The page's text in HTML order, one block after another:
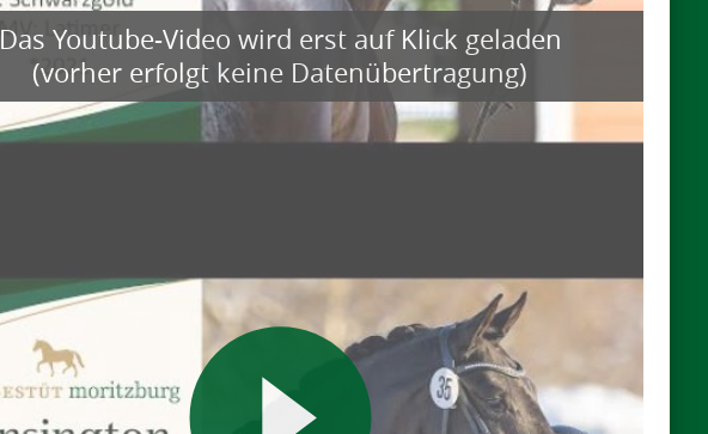
Das Youtube-Video wird erst auf Klick geladen
(vorher erfolgt keine Datenübertragung)